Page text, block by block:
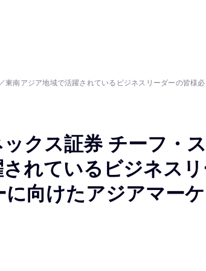
東南アジア地域で活躍されているビジネスリーダーの皆
ックス証券 チーフ・
れているビジネス
向けたアジアマー